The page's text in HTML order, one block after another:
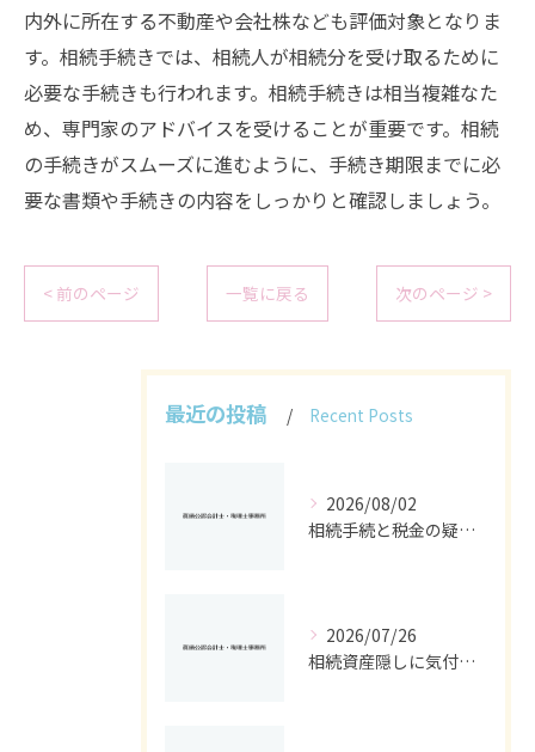
内外に所在する不動産や会社株なども評価対象となりま
す。相続手続きでは、相続人が相続分を受け取るために
必要な手続きも行われます。相続手続きは相当複雑なた
め、専門家のアドバイスを受けることが重要です。相続
の手続きがスムーズに進むように、手続き期限までに必
要な書類や手続きの内容をしっかりと確認しましょう。
< 前のページ 一覧に戻る 次のページ >
最近の投稿 Recent Posts
2026/08/02
相続手続と税金の疑問をスッキリ解決する基礎控除や申告条件の徹底ガイド
2026/07/26
相続資産隠しに気付いた時の神奈川県で取るべき具体的対応ガイド